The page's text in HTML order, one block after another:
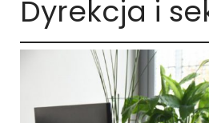
Dyrekcja i